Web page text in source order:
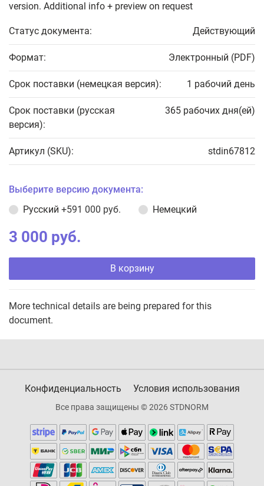
version. Additional info + preview on request
Статус документа: Действующий
Формат: Электронный (PDF)
Срок поставки (немецкая версия): 1 рабочий день
Срок поставки (русская
версия):
365 рабочих дня(ей)
Артикул (SKU): stdin67812
Выберите версию документа:
Русский +591 000 руб. Немецкий
3 000 руб.
В корзину
More technical details are being prepared for this
document.
Конфиденциальность Условия использования
Все права защищены © 2026 STDNORM